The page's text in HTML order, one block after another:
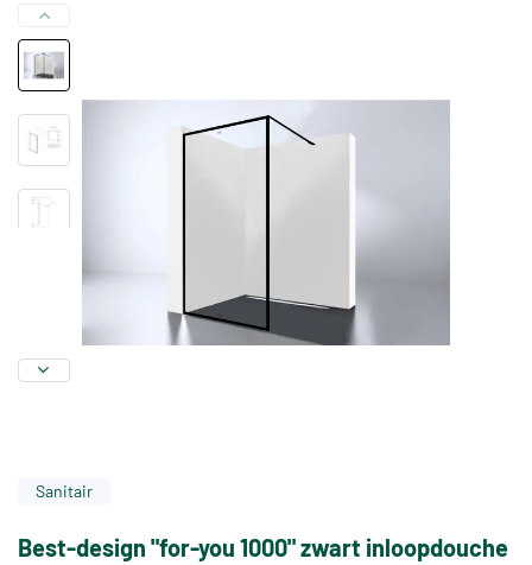
Sanitair
Best-design "for-you 1000" zwart inloopdouche